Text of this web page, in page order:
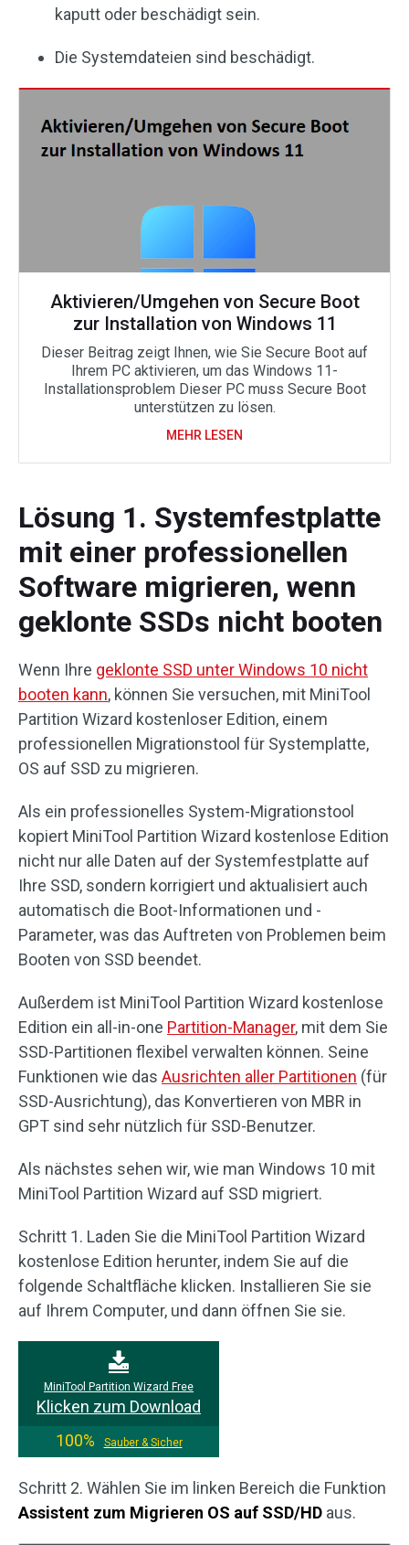
kaputt oder beschädigt sein.
Die Systemdateien sind beschädigt.
Aktivieren/Umgehen von Secure Boot
zur Installation von Windows 11
Dieser Beitrag zeigt Ihnen, wie Sie Secure Boot auf
Ihrem PC aktivieren, um das Windows 11-
Installationsproblem Dieser PC muss Secure Boot
unterstützen zu lösen.
MEHR LESEN
Lösung 1. Systemfestplatte
mit einer professionellen
Software migrieren, wenn
geklonte SSDs nicht booten
Wenn Ihre geklonte SSD unter Windows 10 nicht
booten kann, können Sie versuchen, mit MiniTool
Partition Wizard kostenloser Edition, einem
professionellen Migrationstool für Systemplatte,
OS auf SSD zu migrieren.
Als ein professionelles System-Migrationstool
kopiert MiniTool Partition Wizard kostenlose Edition
nicht nur alle Daten auf der Systemfestplatte auf
Ihre SSD, sondern korrigiert und aktualisiert auch
automatisch die Boot-Informationen und -
Parameter, was das Auftreten von Problemen beim
Booten von SSD beendet.
Außerdem ist MiniTool Partition Wizard kostenlose
Edition ein all-in-one Partition-Manager, mit dem Sie
SSD-Partitionen flexibel verwalten können. Seine
Funktionen wie das Ausrichten aller Partitionen (für
SSD-Ausrichtung), das Konvertieren von MBR in
GPT sind sehr nützlich für SSD-Benutzer.
Als nächstes sehen wir, wie man Windows 10 mit
MiniTool Partition Wizard auf SSD migriert.
Schritt 1. Laden Sie die MiniTool Partition Wizard
kostenlose Edition herunter, indem Sie auf die
folgende Schaltfläche klicken. Installieren Sie sie
auf Ihrem Computer, und dann öffnen Sie sie.
MiniTool Partition Wizard Free
Klicken zum Download
100%
Sauber & Sicher
Schritt 2. Wählen Sie im linken Bereich die Funktion
Assistent zum Migrieren OS auf SSD/HD aus.